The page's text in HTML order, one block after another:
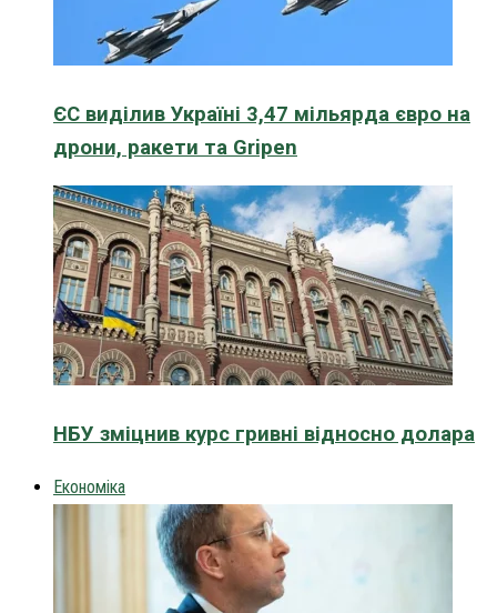
ЄС виділив Україні 3,47 мільярда євро на
дрони, ракети та Gripen
НБУ зміцнив курс гривні відносно долара
Економіка